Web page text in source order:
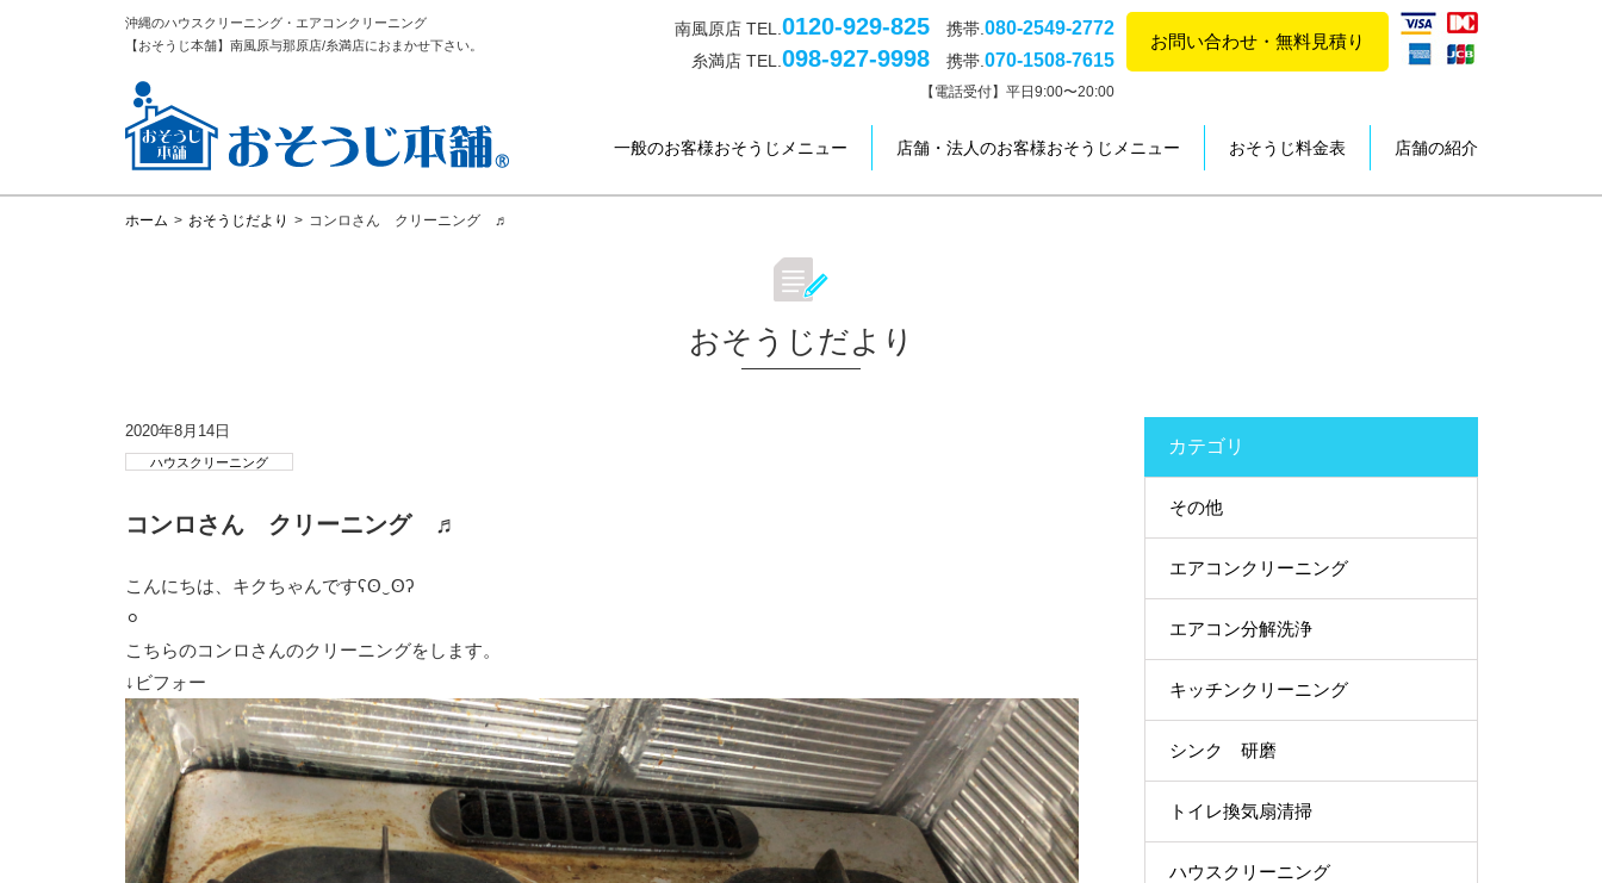
沖縄のハウスクリーニング・エアコンクリーニング
【おそうじ本舗】南風原与那原店/糸満店におまかせ下さい。
南風原店 TEL. 0120-929-825携帯. 080-2549-2772
糸満店 TEL. 098-927-9998携帯. 070-1508-7615
【電話受付】平日9:00〜20:00
お問い合わせ・無料見積り
一般のお客様おそうじメニュー 店舗・法人のお客様おそうじメニュー おそうじ料金表 店舗の紹介
ホーム > おそうじだより > コンロさん クリーニング ♬
おそうじだより
2020年8月14日
ハウスクリーニング
コンロさん クリーニング ♬
こんにちは、キクちゃんですʕʘ‿ʘʔ
⚪︎
こちらのコンロさんのクリーニングをします。
↓ビフォー
カテゴリ
その他
エアコンクリーニング
エアコン分解洗浄
キッチンクリーニング
シンク 研磨
トイレ換気扇清掃
ハウスクリーニング